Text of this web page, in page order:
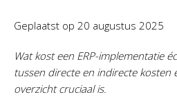
Geplaatst op 20 augustus 2025
Wat kost een ERP-implementatie
tussen directe en indirecte kosten
overzicht cruciaal is.